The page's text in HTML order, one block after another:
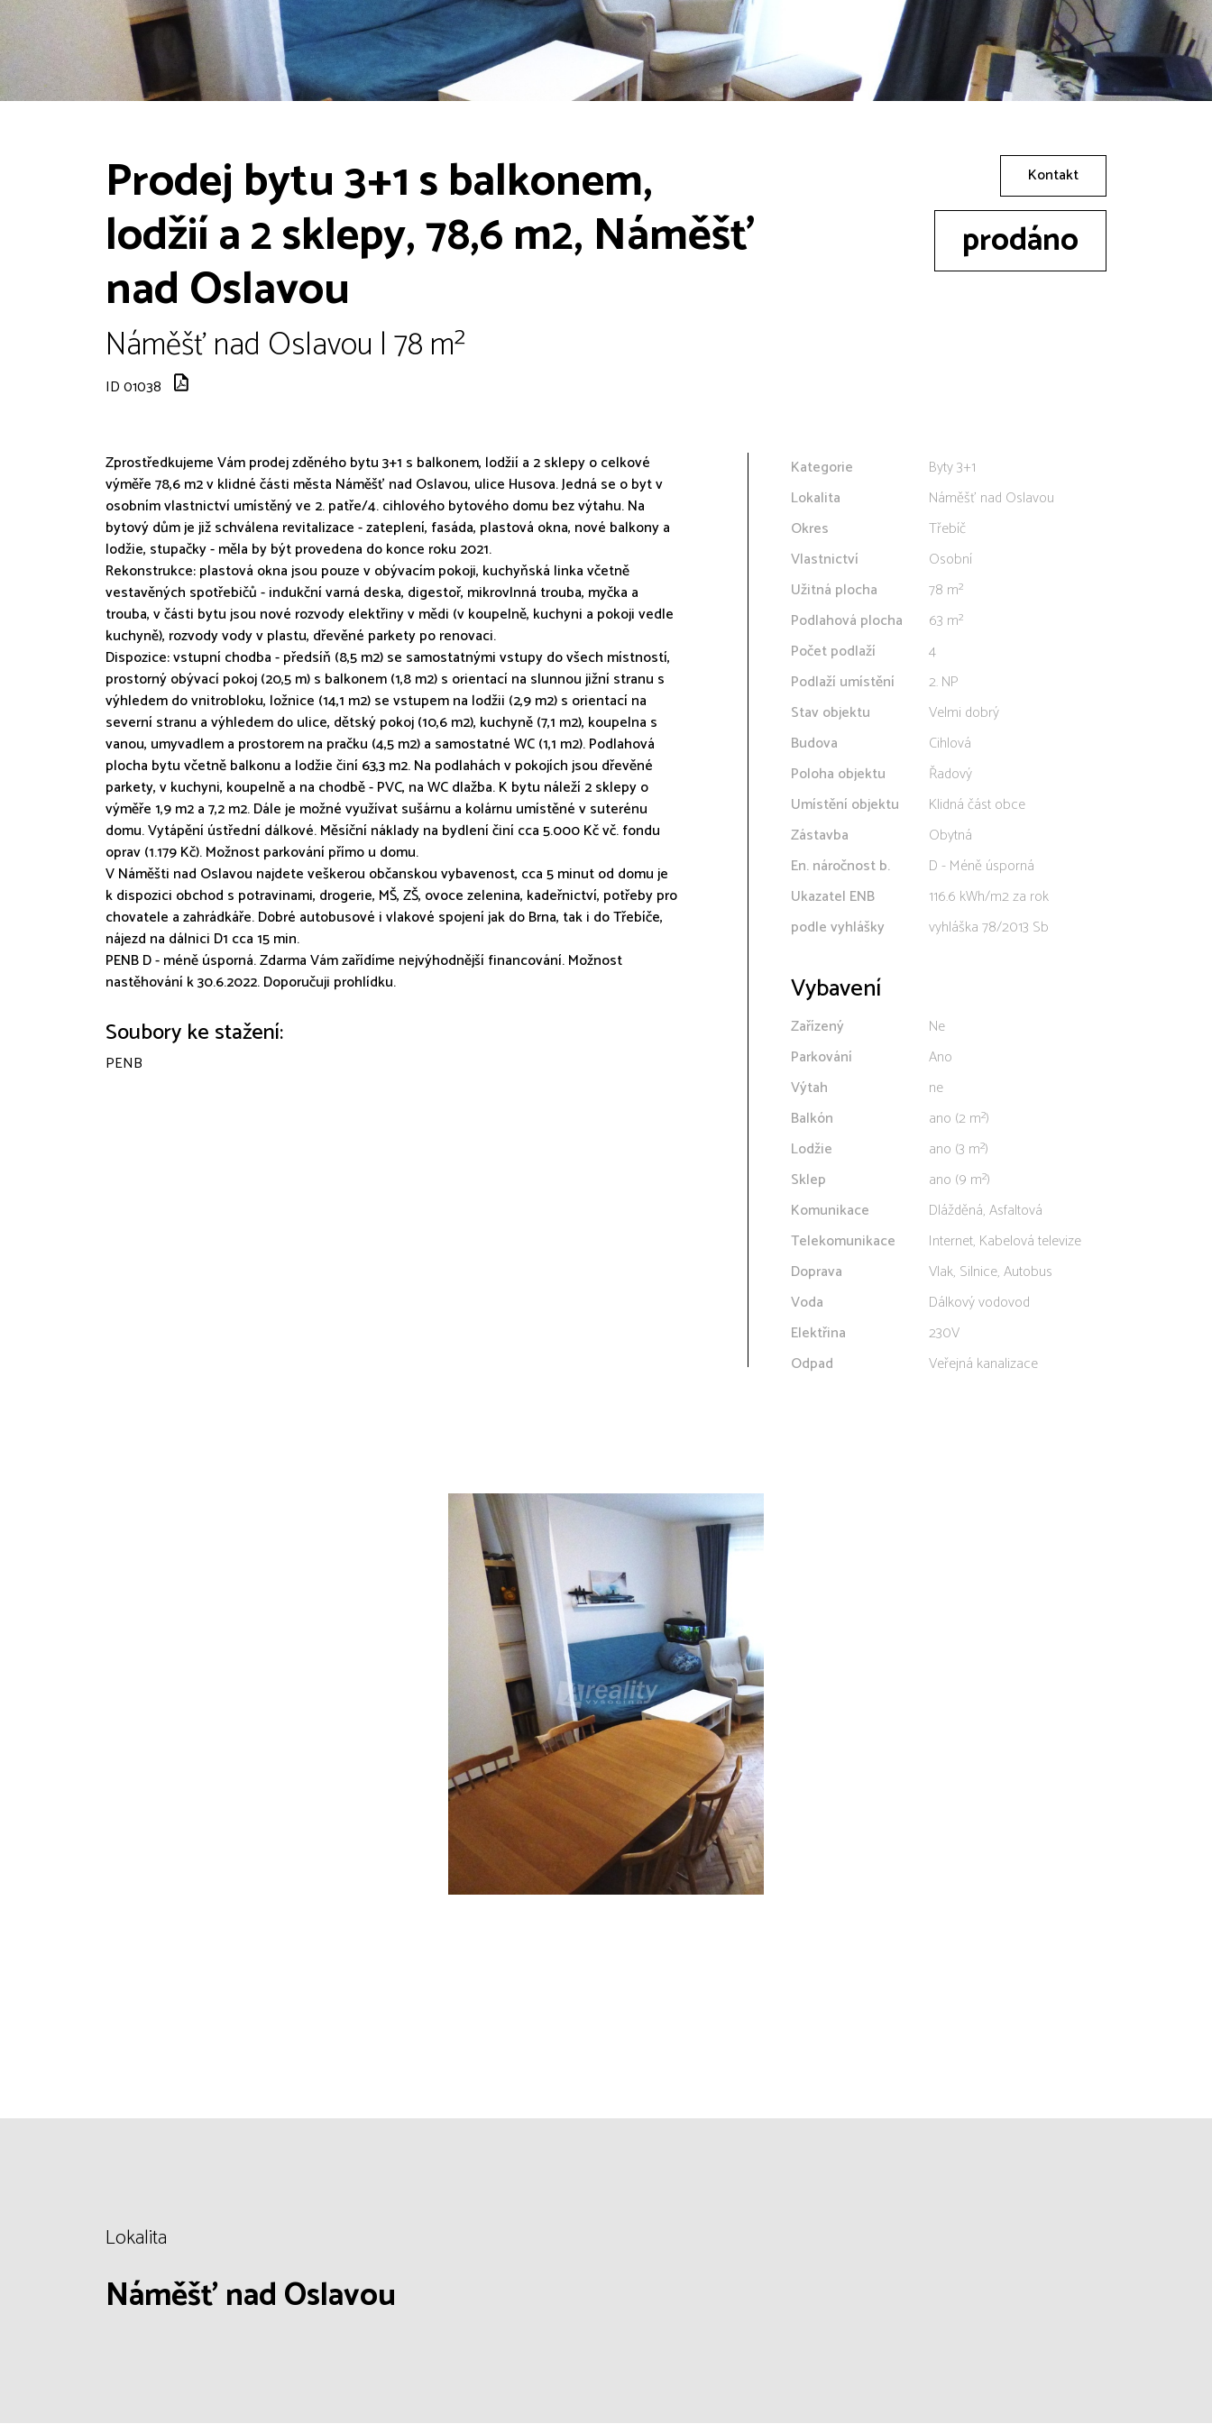
Prodej bytu 3+1 s balkonem,
lodžií a 2 sklepy, 78,6 m2, Náměšť
nad Oslavou
Náměšť nad Oslavou | 78 m²
ID 01038
Kontakt
prodáno
Zprostředkujeme Vám prodej zděného bytu 3+1 s balkonem, lodžií a 2 sklepy o celkové
výměře 78,6 m2 v klidné části města Náměšť nad Oslavou, ulice Husova. Jedná se o byt v
osobním vlastnictví umístěný ve 2. patře/4. cihlového bytového domu bez výtahu. Na
bytový dům je již schválena revitalizace - zateplení, fasáda, plastová okna, nové balkony a
lodžie, stupačky - měla by být provedena do konce roku 2021.
Rekonstrukce: plastová okna jsou pouze v obývacím pokoji, kuchyňská linka včetně
vestavěných spotřebičů - indukční varná deska, digestoř, mikrovlnná trouba, myčka a
trouba, v části bytu jsou nové rozvody elektřiny v mědi (v koupelně, kuchyni a pokoji vedle
kuchyně), rozvody vody v plastu, dřevěné parkety po renovaci.
Dispozice: vstupní chodba - předsíň (8,5 m2) se samostatnými vstupy do všech místností,
prostorný obývací pokoj (20,5 m) s balkonem (1,8 m2) s orientací na slunnou jižní stranu s
výhledem do vnitrobloku, ložnice (14,1 m2) se vstupem na lodžii (2,9 m2) s orientací na
severní stranu a výhledem do ulice, dětský pokoj (10,6 m2), kuchyně (7,1 m2), koupelna s
vanou, umyvadlem a prostorem na pračku (4,5 m2) a samostatné WC (1,1 m2). Podlahová
plocha bytu včetně balkonu a lodžie činí 63,3 m2. Na podlahách v pokojích jsou dřevěné
parkety, v kuchyni, koupelně a na chodbě - PVC, na WC dlažba. K bytu náleží 2 sklepy o
výměře 1,9 m2 a 7,2 m2. Dále je možné využívat sušárnu a kolárnu umístěné v suterénu
domu. Vytápění ústřední dálkové. Měsíční náklady na bydlení činí cca 5.000 Kč vč. fondu
oprav (1.179 Kč). Možnost parkování přímo u domu.
V Náměšti nad Oslavou najdete veškerou občanskou vybavenost, cca 5 minut od domu je
k dispozici obchod s potravinami, drogerie, MŠ, ZŠ, ovoce zelenina, kadeřnictví, potřeby pro
chovatele a zahrádkáře. Dobré autobusové i vlakové spojení jak do Brna, tak i do Třebíče,
nájezd na dálnici D1 cca 15 min.
PENB D - méně úsporná. Zdarma Vám zařídíme nejvýhodnější financování. Možnost
nastěhování k 30.6.2022. Doporučuji prohlídku.
Soubory ke stažení:
PENB
Kategorie
Byty 3+1
Lokalita
Náměšť nad Oslavou
Okres
Třebíč
Vlastnictví
Osobní
Užitná plocha
78 m²
Podlahová plocha
63 m²
Počet podlaží
4
Podlaží umístění
2. NP
Stav objektu
Velmi dobrý
Budova
Cihlová
Poloha objektu
Řadový
Umístění objektu
Klidná část obce
Zástavba
Obytná
En. náročnost b.
D - Méně úsporná
Ukazatel ENB
116.6 kWh/m2 za rok
podle vyhlášky
vyhláška 78/2013 Sb
Vybavení
Zařízený
Ne
Parkování
Ano
Výtah
ne
Balkón
ano (2 m²)
Lodžie
ano (3 m²)
Sklep
ano (9 m²)
Komunikace
Dlážděná, Asfaltová
Telekomunikace
Internet, Kabelová televize
Doprava
Vlak, Silnice, Autobus
Voda
Dálkový vodovod
Elektřina
230V
Odpad
Veřejná kanalizace
Lokalita
Náměšť nad Oslavou